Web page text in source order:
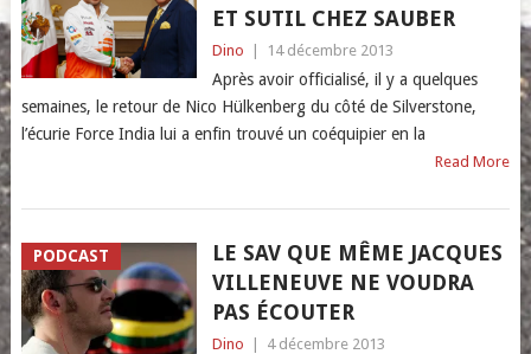
ET SUTIL CHEZ SAUBER
Dino 14 décembre 2013
Après avoir officialisé, il y a quelques
semaines, le retour de Nico Hülkenberg du côté de Silverstone,
l’écurie Force India lui a enfin trouvé un coéquipier en la
Read More
PODCAST
LE SAV QUE MÊME JACQUES
VILLENEUVE NE VOUDRA
PAS ÉCOUTER
Dino 4 décembre 2013